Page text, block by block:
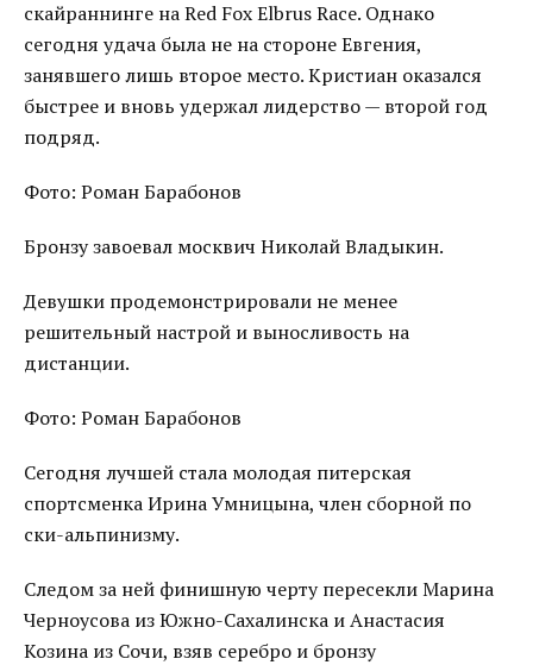
скайраннинге на Red Fox Elbrus Race. Однако
сегодня удача была не на стороне Евгения,
занявшего лишь второе место. Кристиан оказался
быстрее и вновь удержал лидерство — второй год
подряд.
Фото: Роман Барабонов
Бронзу завоевал москвич Николай Владыкин.
Девушки продемонстрировали не менее
решительный настрой и выносливость на
дистанции.
Фото: Роман Барабонов
Сегодня лучшей стала молодая питерская
спортсменка Ирина Умницына, член сборной по
ски-альпинизму.
Следом за ней финишную черту пересекли Марина
Черноусова из Южно-Сахалинска и Анастасия
Козина из Сочи, взяв серебро и бронзу